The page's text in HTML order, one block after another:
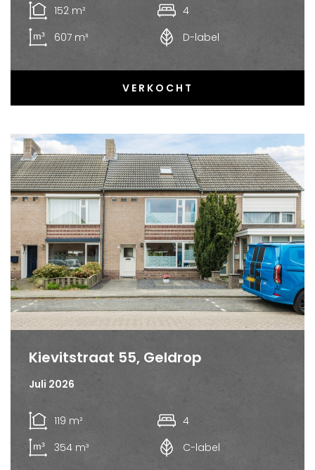
152 m²
4
607 m³
D-label
VERKOCHT
Kievitstraat 55, Geldrop
Juli 2026
119 m²
4
354 m³
C-label